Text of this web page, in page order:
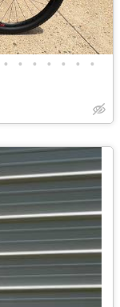
• • • • • • •